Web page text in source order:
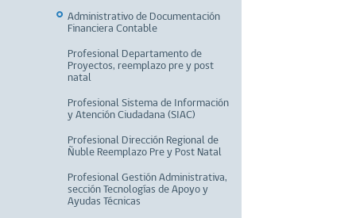
Administrativo de Documentación
Financiera Contable
Profesional Departamento de
Proyectos, reemplazo pre y post
natal
Profesional Sistema de Información
y Atención Ciudadana (SIAC)
Profesional Dirección Regional de
Ñuble Reemplazo Pre y Post Natal
Profesional Gestión Administrativa,
sección Tecnologías de Apoyo y
Ayudas Técnicas